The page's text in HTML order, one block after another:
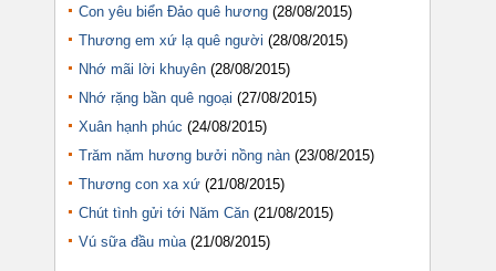
Con yêu biển Đảo quê hương (28/08/2015)
Thương em xứ lạ quê người (28/08/2015)
Nhớ mãi lời khuyên (28/08/2015)
Nhớ rặng bần quê ngoại (27/08/2015)
Xuân hạnh phúc (24/08/2015)
Trăm năm hương bưởi nồng nàn (23/08/2015)
Thương con xa xứ (21/08/2015)
Chút tình gửi tới Năm Căn (21/08/2015)
Vú sữa đầu mùa (21/08/2015)